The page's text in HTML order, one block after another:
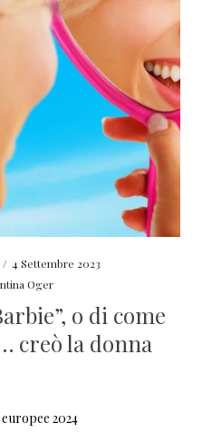
/ 4 Settembre 2023
Oger
o di come
creò la donna